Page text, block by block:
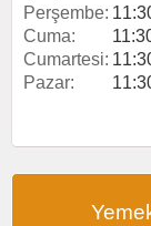
Perşembe:
Cuma:
Cumartesi:
Pazar: